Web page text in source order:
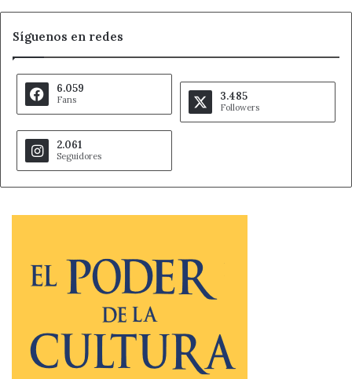
Síguenos en redes
6.059
Fans 3.485
Followers
2.061
Seguidores